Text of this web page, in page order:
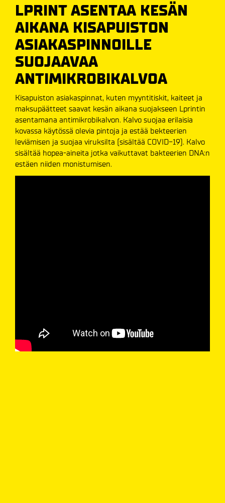
LPRINT ASENTAA KESÄN
AIKANA KISAPUISTON
ASIAKASPINNOILLE
SUOJAAVAA
ANTIMIKROBIKALVOA
Kisapuiston asiakaspinnat, kuten myyntitiskit, kaiteet ja
maksupäätteet saavat kesän aikana suojakseen Lprintin
asentamana antimikrobikalvon. Kalvo suojaa erilaisia
kovassa käytössä olevia pintoja ja estää bekteerien
leviämisen ja suojaa viruksilta (sisältää COVID-19). Kalvo
sisältää hopea-aineita jotka vaikuttavat bakteerien DNA:n
estäen niiden monistumisen.